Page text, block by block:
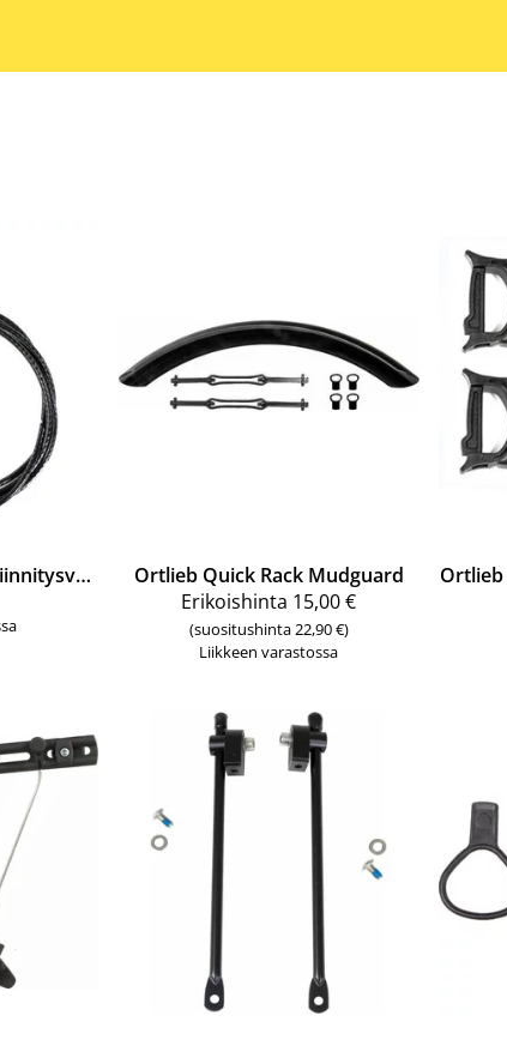
Tankolaukun kiinnitysvaijeri E247
Ortlieb Quick Rack Mudguard
Erikoishinta 15,00 €
(suositushinta 22,90 €)
Liikkeen varastossa
Ortlieb